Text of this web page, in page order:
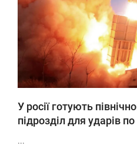
У росії готують
підрозділ для ударів по
...